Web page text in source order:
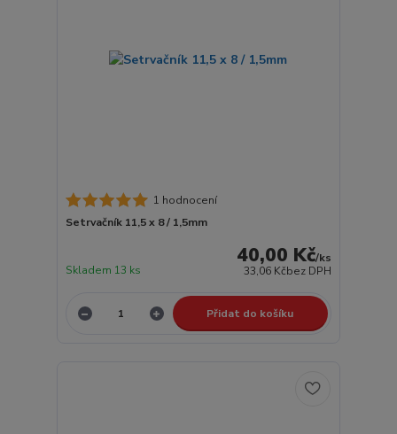
1 hodnocení
Setrvačník 11,5 x 8 / 1,5mm
40,00 Kč/ks
33,06 Kčbez DPH
Skladem 13 ks
Přidat do košíku